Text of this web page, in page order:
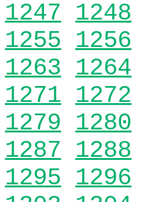
1247 1248
1255 1256
1263 1264
1271 1272
1279 1280
1287 1288
1295 1296